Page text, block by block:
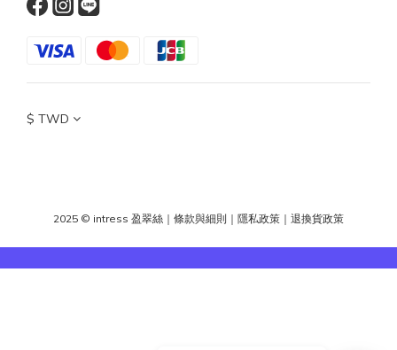
$ TWD
2025 © intress 盈翠絲 ｜ 條款與細則 ｜ 隱私政策 ｜ 退換貨政策